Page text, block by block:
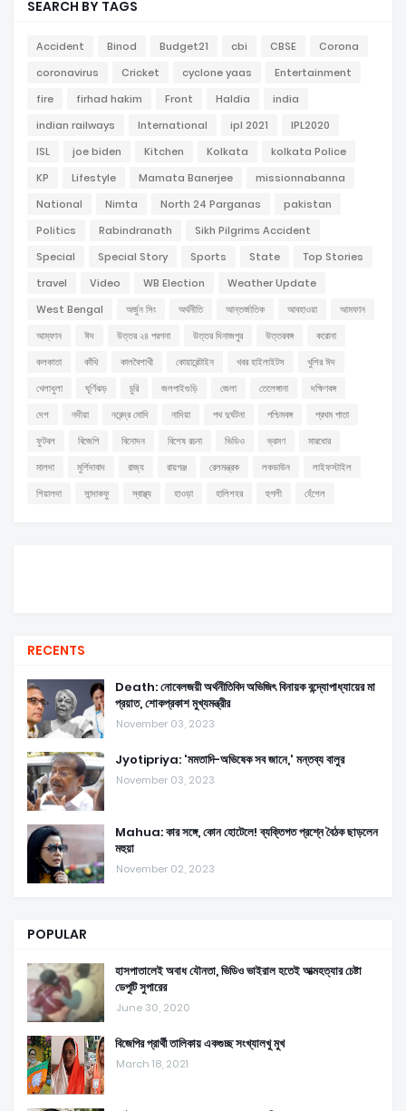
SEARCH BY TAGS
Accident Binod Budget21 cbi CBSE
Corona
coronavirus
Cricket cyclone yaas
Entertainment
fire
firhad hakim Front Haldia
india
indian railways
International ipl 2021
IPL2020
ISL
joe biden Kitchen Kolkata
kolkata Police
KP
Lifestyle Mamata Banerjee
missionnabanna
National
Nimta North 24 Parganas
pakistan
Politics
Rabindranath
Sikh Pilgrims Accident
Special
Special Story Sports State
Top Stories
travel
Video WB Election
Weather Update
West Bengal
অর্জুন সিং অর্থনীতি আন্তর্জাতিক আবহাওয়া
আমফান
আম্ফান
ঈদ উত্তর ২৪ পরগনা উত্তর দিনাজপুর উত্তরবঙ্গ
করোনা
কলকাতা
কাঁথি কালবৈশাখী কোয়ারেন্টাইন খবর হাইলাইটস
খুশির ঈদ
খেলাধুলা
ঘূর্ণিঝড় চুরি জলপাইগুড়ি জেলা তেলেঙ্গানা
দক্ষিণবঙ্গ
দেশ
নদীয়া নরেন্দ্র মোদি নাদিয়া পথ দুর্ঘটনা পশ্চিমবঙ্গ
প্রথম পাতা
ফুটবল
বিজেপি বিনোদন বিশেষ রচনা ভিডিও ভ্রমণ
মারধোর
মালদা
মুর্শিদাবাদ রাজ্য রায়গঞ্জ রেলমন্ত্রক লকডাউন
লাইফস্টাইল
শিয়ালদা
সান্দাকফু স্বাস্থ্য হাওড়া হালিশহর হুগলী হেঁশেল
RECENTS
Death: নোবেলজয়ী অর্থনীতিবিদ অভিজিৎ বিনায়ক বন্দ্যোপাধ্যায়ের মা
প্রয়াত, শোকপ্রকাশ মুখ্যমন্ত্রীর
November 03, 2023
Jyotipriya: 'মমতাদি-অভিষেক সব জানে,' মন্তব্য বালুর
November 03, 2023
Mahua: কার সঙ্গে, কোন হোটেলে! ব্যক্তিগত প্রশ্নে বৈঠক ছাড়লেন
মহুয়া
November 02, 2023
POPULAR
হাসপাতালেই অবাধ যৌনতা, ভিডিও ভাইরাল হতেই আত্মহত্যার চেষ্টা
ডেপুটি সুপারের
June 30, 2020
বিজেপির প্রার্থী তালিকায় একগুচ্ছ সংখ্যালখু মুখ
March 18, 2021